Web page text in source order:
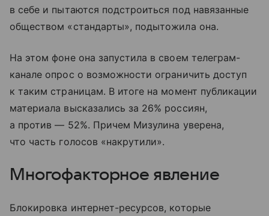
в себе и пытаются подстроиться под навязанные
обществом «стандарты», подытожила она.
На этом фоне она запустила в своем телеграм-
канале опрос о возможности ограничить доступ
к таким страницам. В итоге на момент публикации
материала высказались за 26% россиян,
а против — 52%. Причем Мизулина уверена,
что часть голосов «накрутили».
Многофакторное явление
Блокировка интернет-ресурсов, которые